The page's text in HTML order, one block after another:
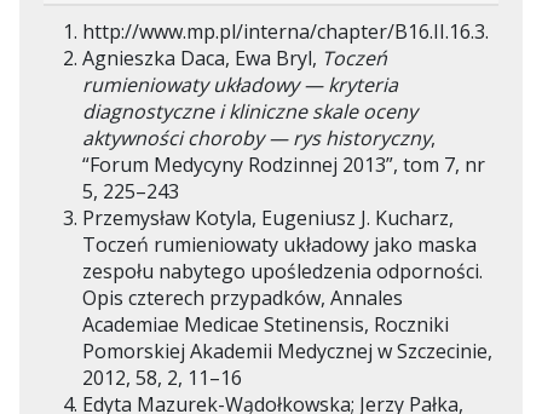
http://www.mp.pl/interna/chapter/B16.II.16.3.
Agnieszka Daca, Ewa Bryl, Toczeń
rumieniowaty układowy — kryteria
diagnostyczne i kliniczne skale oceny
aktywności choroby — rys historyczny,
“Forum Medycyny Rodzinnej 2013”, tom 7, nr
5, 225–243
Przemysław Kotyla, Eugeniusz J. Kucharz,
Toczeń rumieniowaty układowy jako maska
zespołu nabytego upośledzenia odporności.
Opis czterech przypadków, Annales
Academiae Medicae Stetinensis, Roczniki
Pomorskiej Akademii Medycznej w Szczecinie,
2012, 58, 2, 11–16
Edyta Mazurek-Wądołkowska; Jerzy Pałka,